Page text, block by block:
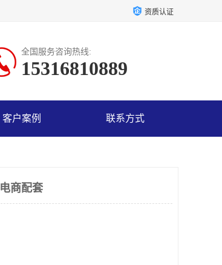
资质认证
全国服务咨询热线:
15316810889
客户案例 联系方式
商配套